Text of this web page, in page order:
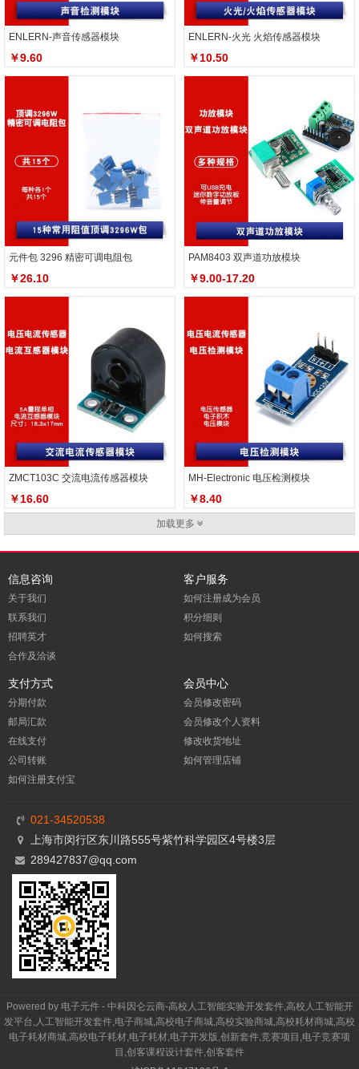
ENLERN-声音传感器模块
￥9.60
ENLERN-火光 火焰传感器模块
￥10.50
元件包 3296 精密可调电阻包
￥26.10
PAM8403 双声道功放模块
￥9.00-17.20
ZMCT103C 交流电流传感器模块
￥16.60
MH-Electronic 电压检测模块
￥8.40
加载更多
信息咨询
关于我们
联系我们
招聘英才
合作及洽谈
客户服务
如何注册成为会员
积分细则
如何搜索
支付方式
分期付款
邮局汇款
在线支付
公司转账
如何注册支付宝
会员中心
会员修改密码
会员修改个人资料
修改收货地址
如何管理店铺
021-34520538
上海市闵行区东川路555号紫竹科学园区4号楼3层
289427837@qq.com
Powered by 电子元件 - 中科因仑云商-高校人工智能实验开发套件,高校人工智能开
发平台,人工智能开发套件,电子商城,高校电子商城,高校实验商城,高校耗材商城,高校
电子耗材商城,高校电子耗材,电子耗材,电子开发版,创新套件,竞赛项目,电子竞赛项
目,创客课程设计套件,创客套件